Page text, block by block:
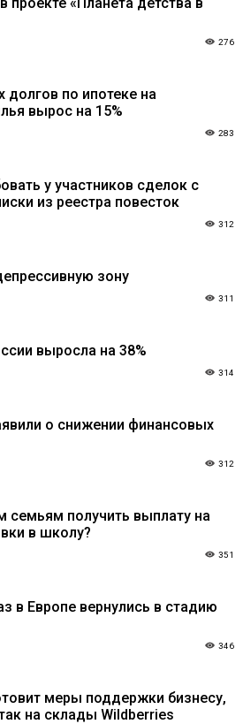
276
по ипотеке на
вырос на 15%
283
у участников сделок с
из реестра повесток
312
зону
311
выросла на 38%
314
о снижении финансовых
312
семьям получить выплату на
в школу?
351
в Европе вернулись в стадию
346
меры поддержки бизнесу,
на склады Wildberries